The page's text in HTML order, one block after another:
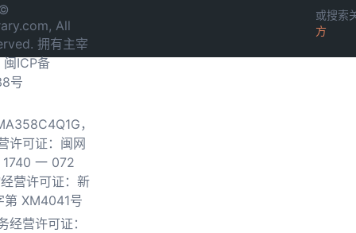
All
拥有主宰
闽ICP备
号
，
许可证：闽网
一 072
营许可证：新
第 XM4041号
经营许可证：
或搜索
方